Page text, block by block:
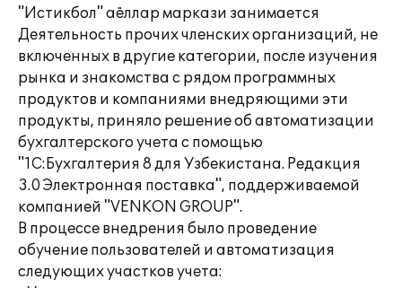
"Истикбол" аёллар маркази занимается
Деятельность прочих членских организаций, не
включенных в другие категории, после изучения
рынка и знакомства с рядом программных
продуктов и компаниями внедряющими эти
продукты, приняло решение об автоматизации
бухгалтерского учета с помощью
"1С:Бухгалтерия 8 для Узбекистана. Редакция
3.0 Электронная поставка", поддерживаемой
компанией "VENKON GROUP".
В процессе внедрения было проведение
обучение пользователей и автоматизация
следующих участков учета: